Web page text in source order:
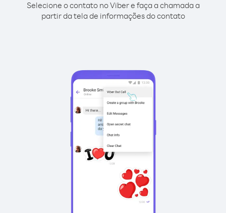
Selecione o contato no Viber e faça a chamada a
partir da tela de informações do contato